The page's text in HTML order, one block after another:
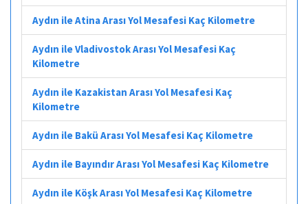
Aydın ile Atina Arası Yol Mesafesi Kaç Kilometre
Aydın ile Vladivostok Arası Yol Mesafesi Kaç
Kilometre
Aydın ile Kazakistan Arası Yol Mesafesi Kaç
Kilometre
Aydın ile Bakü Arası Yol Mesafesi Kaç Kilometre
Aydın ile Bayındır Arası Yol Mesafesi Kaç Kilometre
Aydın ile Köşk Arası Yol Mesafesi Kaç Kilometre